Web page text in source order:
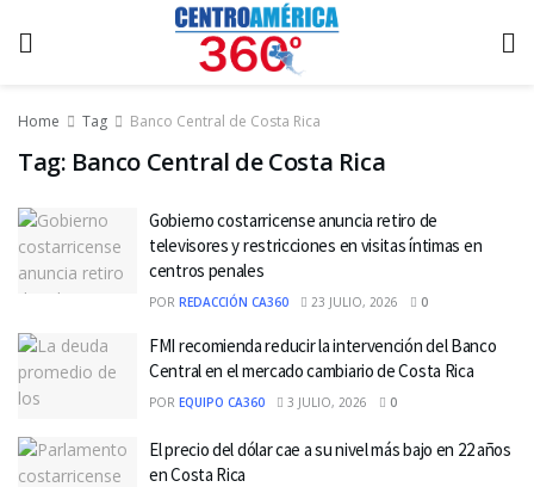
Home Tag Banco Central de Costa Rica
Tag: Banco Central de Costa Rica
Gobierno costarricense anuncia retiro de
televisores y restricciones en visitas íntimas en
centros penales
POR REDACCIÓN CA360 23 JULIO, 2026 0
FMI recomienda reducir la intervención del Banco
Central en el mercado cambiario de Costa Rica
POR EQUIPO CA360 3 JULIO, 2026 0
El precio del dólar cae a su nivel más bajo en 22 años
en Costa Rica